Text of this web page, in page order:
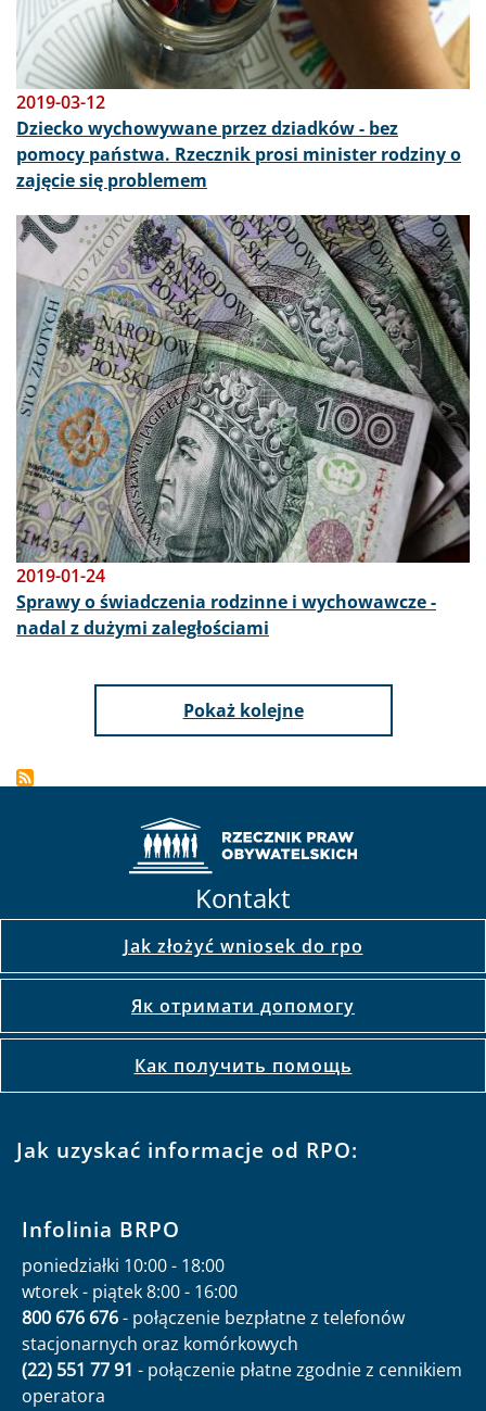
2019-03-12
Dziecko wychowywane przez dziadków - bez
pomocy państwa. Rzecznik prosi minister rodziny o
zajęcie się problemem
Obraz
2019-01-24
Sprawy o świadczenia rodzinne i wychowawcze -
nadal z dużymi zaległościami
Pokaż kolejne
Kontakt
Jak złożyć wniosek do rpo
Як отримати допомогу
Как получить помощь
Jak uzyskać informacje od RPO:
Infolinia BRPO
poniedziałki 10:00 - 18:00
wtorek - piątek 8:00 - 16:00
800 676 676- połączenie bezpłatne z telefonów
stacjonarnych oraz komórkowych
(22) 551 77 91 - połączenie płatne zgodnie z cennikiem
operatora